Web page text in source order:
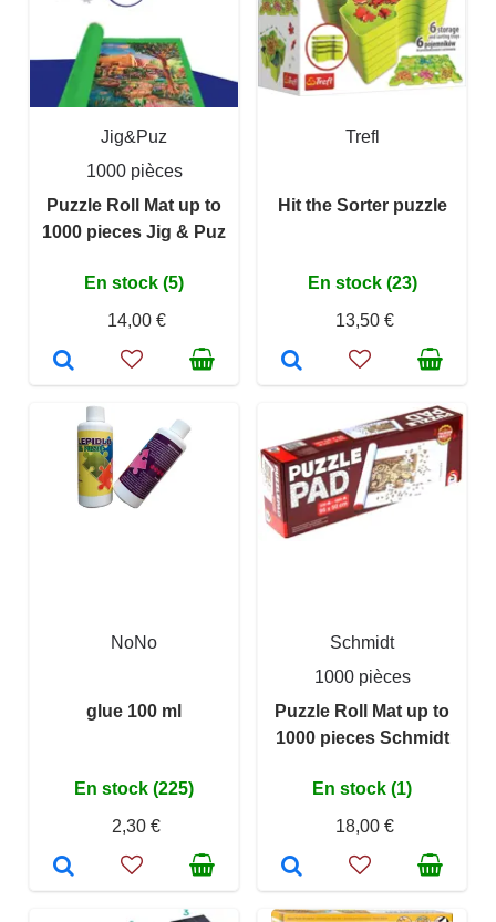
Jig&Puz
1000 pièces
Puzzle Roll Mat up to
1000 pieces Jig & Puz
En stock (5)
14,00 €
Trefl
Hit the Sorter puzzle
En stock (23)
13,50 €
NoNo
glue 100 ml
En stock (225)
2,30 €
Schmidt
1000 pièces
Puzzle Roll Mat up to
1000 pieces Schmidt
En stock (1)
18,00 €